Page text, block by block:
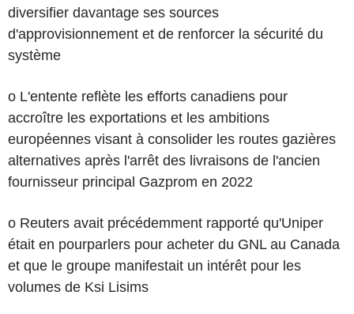
diversifier davantage ses sources
d'approvisionnement et de renforcer la sécurité du
système
o L'entente reflète les efforts canadiens pour
accroître les exportations et les ambitions
européennes visant à consolider les routes gazières
alternatives après l'arrêt des livraisons de l'ancien
fournisseur principal Gazprom en 2022
o Reuters avait précédemment rapporté qu'Uniper
était en pourparlers pour acheter du GNL au Canada
et que le groupe manifestait un intérêt pour les
volumes de Ksi Lisims